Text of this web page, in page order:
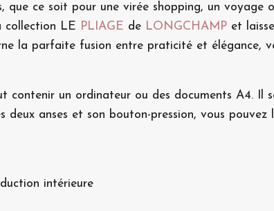
que ce soit pour une virée shopping, un
collection LE PLIAGE de LONGCHAMP et
la parfaite fusion entre praticité et élégance,
un ordinateur ou des documents A4. Il
deux anses et son bouton-pression, vous
intérieure